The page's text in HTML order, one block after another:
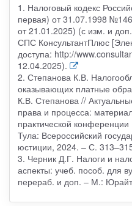
1. Налоговый кодекс
первая) от 31.07.1998
от 21.01.2025) (с изм. и
СПС КонсультантПлюс
доступа: http://
12.04.2025).
2. Степанова К.В.
оказывающих платные
К.В. Степанова //
права и процесса:
практической
Тула: Всероссийский
юстиции, 2024. – С.
3. Черник Д.Г. Налоги и
аспекты: учеб. пособ. для
перераб. и доп. – М.: